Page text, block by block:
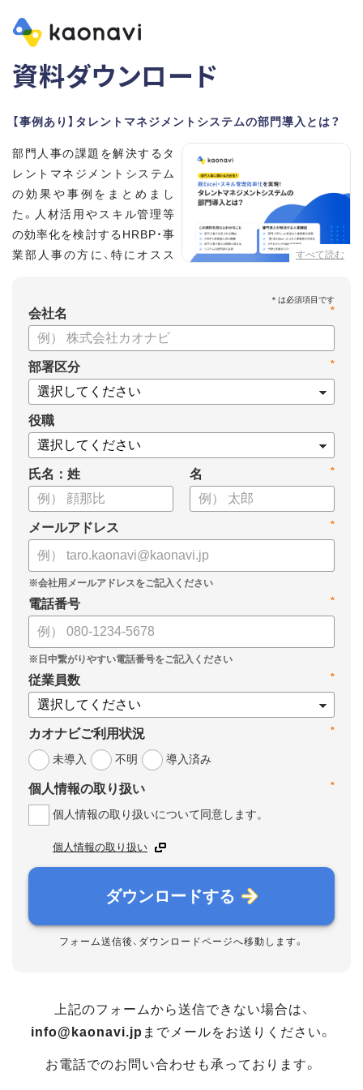
資料ダウンロード
【事例あり】タレントマネジメントシステムの部門導入とは？
すべて読む
部門人事の課題を解決するタ
レントマネジメントシステム
の効果や事例をまとめまし
た。人材活用やスキル管理等
の効率化を検討するHRBP・事
業部人事の方に、特にオスス
【資料の内容】
・部門人事が抱える問題とその解決法
・タレントマネジメントシステムの部門導入するメリット
・スキル管理をはじめとする企業のシステム活用事例
*
会社名
*
部署区分
役職
氏名：姓 *
名
*
メールアドレス
*
電話番号
*
従業員数
*
カオナビご利用状況
未導入
不明 導入済み
*
個人情報の取り扱い
個人情報の取り扱いについて同意します。
個人情報の取り扱い
ダウンロードする
フォーム送信後、ダウンロードページへ移動します。
上記のフォームから送信できない場合は、
info@kaonavi.jp までメールをお送りください。
お電話でのお問い合わせも承っております。